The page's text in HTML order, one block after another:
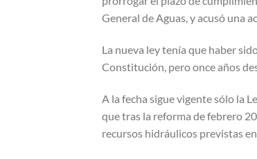
General de Aguas, y acusó una
La nueva ley tenía que haber
Constitución, pero once años
A la fecha sigue vigente sólo la
que tras la reforma de febrero
recursos hidráulicos previstas